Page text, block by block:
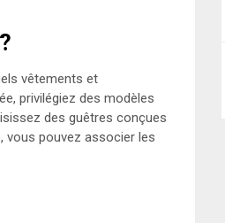
vêtements et
privilégiez des modèles
des guêtres conçues
vous pouvez associer les